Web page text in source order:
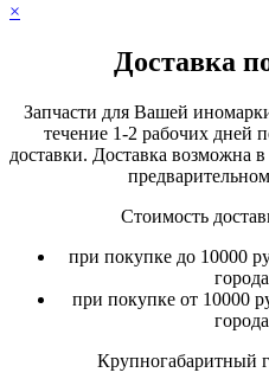
×
Доставка
Запчасти для Вашей
течение 1-2 рабочих дней
доставки. Доставка возможна
Стоимость
при покупке до 10000
при покупке от 10000
Крупногабаритный